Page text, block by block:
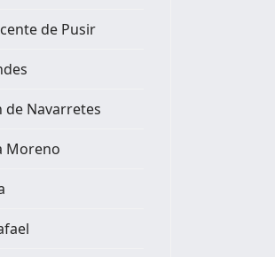
de Pusir
de Navarretes
Moreno